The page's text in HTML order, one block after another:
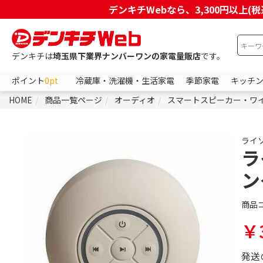
デンキチWebなら、3,300円以上(
デンキチは埼玉県下業界ナンバーワンの家電量販店です。
ポイント0pt 冷蔵庫・洗濯機・生活家電 季節家電
キッチ
HOME
商品一覧ページ オーディオ スマートスピーカー・ワ
ライ
商品
発送